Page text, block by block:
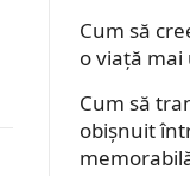
Cum să
o viață mai
Cum să
obișnuit